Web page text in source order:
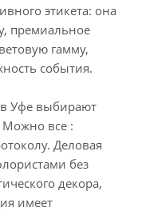
этикета: она
премиальное
гамму,
события.
Уфе выбирают
все :
Деловая
без
декора,
имеет